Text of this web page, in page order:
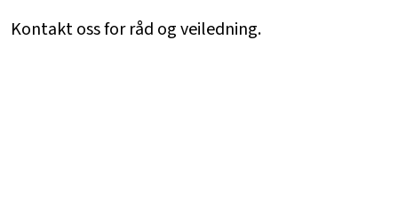
Kontakt oss for råd og veiledning.